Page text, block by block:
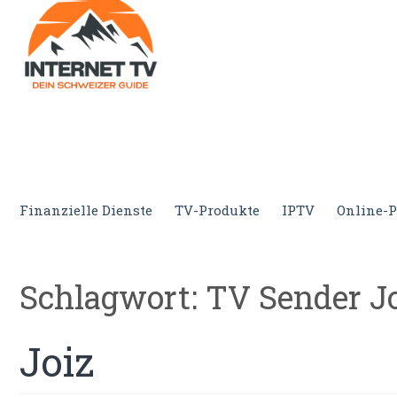
Finanzielle Dienste TV-Produkte IPTV Online-
Schlagwort: TV Sender
Joiz